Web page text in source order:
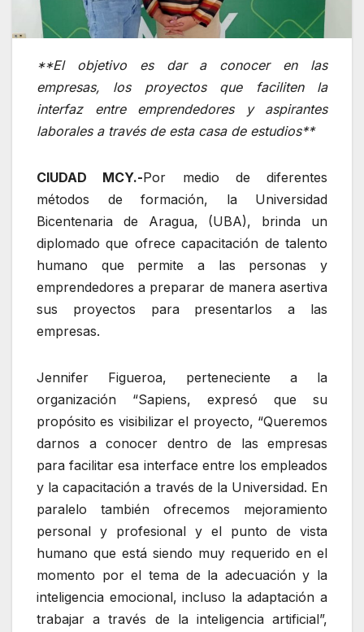
**El objetivo es dar a conocer en las
empresas, los proyectos que faciliten la
interfaz entre emprendedores y aspirantes
laborales a través de esta casa de estudios**
CIUDAD MCY.-Por medio de diferentes
métodos de formación, la Universidad
Bicentenaria de Aragua, (UBA), brinda un
diplomado que ofrece capacitación de talento
humano que permite a las personas y
emprendedores a preparar de manera asertiva
sus proyectos para presentarlos a las
empresas.
Jennifer Figueroa, perteneciente a la
organización “Sapiens, expresó que su
propósito es visibilizar el proyecto, “Queremos
darnos a conocer dentro de las empresas
para facilitar esa interface entre los empleados
y la capacitación a través de la Universidad. En
paralelo también ofrecemos mejoramiento
personal y profesional y el punto de vista
humano que está siendo muy requerido en el
momento por el tema de la adecuación y la
inteligencia emocional, incluso la adaptación a
trabajar a través de la inteligencia artificial”,